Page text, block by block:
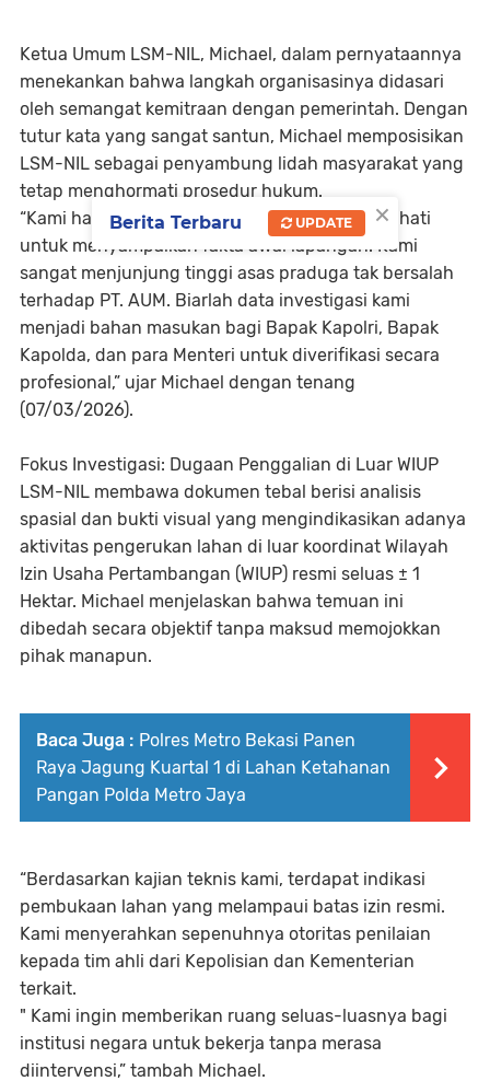
Ketua Umum LSM-NIL, Michael, dalam pernyataannya
menekankan bahwa langkah organisasinya didasari
oleh semangat kemitraan dengan pemerintah. Dengan
tutur kata yang sangat santun, Michael memposisikan
LSM-NIL sebagai penyambung lidah masyarakat yang
tetap menghormati prosedur hukum.
“Kami hadir dengan niat baik dan kerendahan hati
untuk menyampaikan fakta awal lapangan. Kami
sangat menjunjung tinggi asas praduga tak bersalah
terhadap PT. AUM. Biarlah data investigasi kami
menjadi bahan masukan bagi Bapak Kapolri, Bapak
Kapolda, dan para Menteri untuk diverifikasi secara
profesional,” ujar Michael dengan tenang
(07/03/2026).
Fokus Investigasi: Dugaan Penggalian di Luar WIUP
LSM-NIL membawa dokumen tebal berisi analisis
spasial dan bukti visual yang mengindikasikan adanya
aktivitas pengerukan lahan di luar koordinat Wilayah
Izin Usaha Pertambangan (WIUP) resmi seluas ± 1
Hektar. Michael menjelaskan bahwa temuan ini
dibedah secara objektif tanpa maksud memojokkan
pihak manapun.
Baca Juga : Polres Metro Bekasi Panen
Raya Jagung Kuartal 1 di Lahan Ketahanan
Pangan Polda Metro Jaya
“Berdasarkan kajian teknis kami, terdapat indikasi
pembukaan lahan yang melampaui batas izin resmi.
Kami menyerahkan sepenuhnya otoritas penilaian
kepada tim ahli dari Kepolisian dan Kementerian
terkait.
" Kami ingin memberikan ruang seluas-luasnya bagi
institusi negara untuk bekerja tanpa merasa
diintervensi,” tambah Michael.
×
Berita Terbaru UPDATE